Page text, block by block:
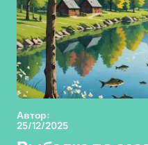
Автор:
25/12/2025